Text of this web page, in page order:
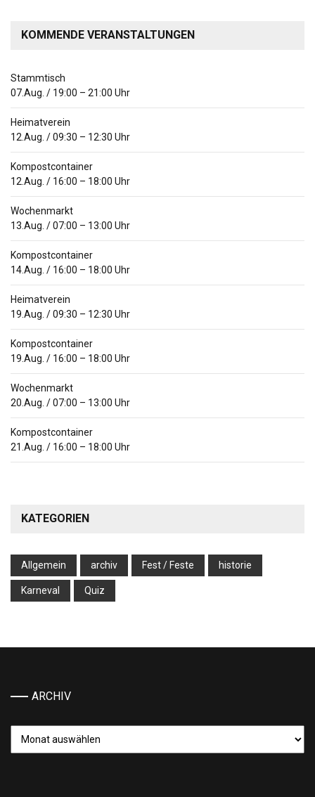
KOMMENDE VERANSTALTUNGEN
Stammtisch
07.Aug. / 19:00 – 21:00 Uhr
Heimatverein
12.Aug. /09:30 – 12:30 Uhr
Kompostcontainer
12.Aug. / 16:00 – 18:00 Uhr
Wochenmarkt
13.Aug. /07:00 – 13:00 Uhr
Kompostcontainer
14.Aug. / 16:00 – 18:00 Uhr
Heimatverein
19.Aug. /09:30 – 12:30 Uhr
Kompostcontainer
19.Aug. / 16:00 – 18:00 Uhr
Wochenmarkt
20.Aug. /07:00 – 13:00 Uhr
Kompostcontainer
21.Aug. / 16:00 – 18:00 Uhr
KATEGORIEN
Allgemein archiv Fest / Feste historie
Karneval Quiz
ARCHIV